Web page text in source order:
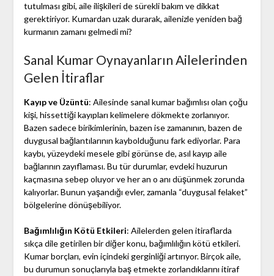
tutulması gibi, aile ilişkileri de sürekli bakım ve dikkat
gerektiriyor. Kumardan uzak durarak, ailenizle yeniden bağ
kurmanın zamanı gelmedi mi?
Sanal Kumar Oynayanların Ailelerinden
Gelen İtiraflar
Kayıp ve Üzüntü: Ailesinde sanal kumar bağımlısı olan çoğu
kişi, hissettiği kayıpları kelimelere dökmekte zorlanıyor.
Bazen sadece birikimlerinin, bazen ise zamanının, bazen de
duygusal bağlantılarının kaybolduğunu fark ediyorlar. Para
kaybı, yüzeydeki mesele gibi görünse de, asıl kayıp aile
bağlarının zayıflaması. Bu tür durumlar, evdeki huzurun
kaçmasına sebep oluyor ve her an o anı düşünmek zorunda
kalıyorlar. Bunun yaşandığı evler, zamanla “duygusal felaket”
bölgelerine dönüşebiliyor.
Bağımlılığın Kötü Etkileri: Ailelerden gelen itiraflarda
sıkça dile getirilen bir diğer konu, bağımlılığın kötü etkileri.
Kumar borçları, evin içindeki gerginliği artırıyor. Birçok aile,
bu durumun sonuçlarıyla baş etmekte zorlandıklarını itiraf